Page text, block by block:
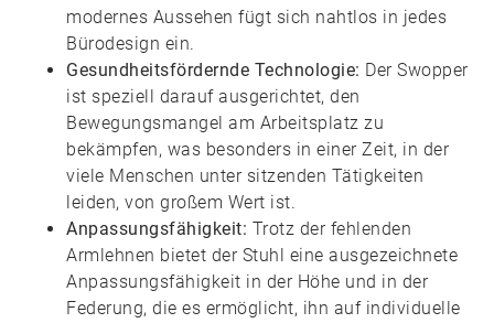
modernes Aussehen fügt sich nahtlos in jedes
Bürodesign ein.
Gesundheitsfördernde Technologie: Der Swopper
ist speziell darauf ausgerichtet, den
Bewegungsmangel am Arbeitsplatz zu
bekämpfen, was besonders in einer Zeit, in der
viele Menschen unter sitzenden Tätigkeiten
leiden, von großem Wert ist.
Anpassungsfähigkeit: Trotz der fehlenden
Armlehnen bietet der Stuhl eine ausgezeichnete
Anpassungsfähigkeit in der Höhe und in der
Federung, die es ermöglicht, ihn auf individuelle